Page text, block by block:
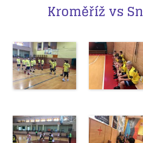
Kroměříž vs